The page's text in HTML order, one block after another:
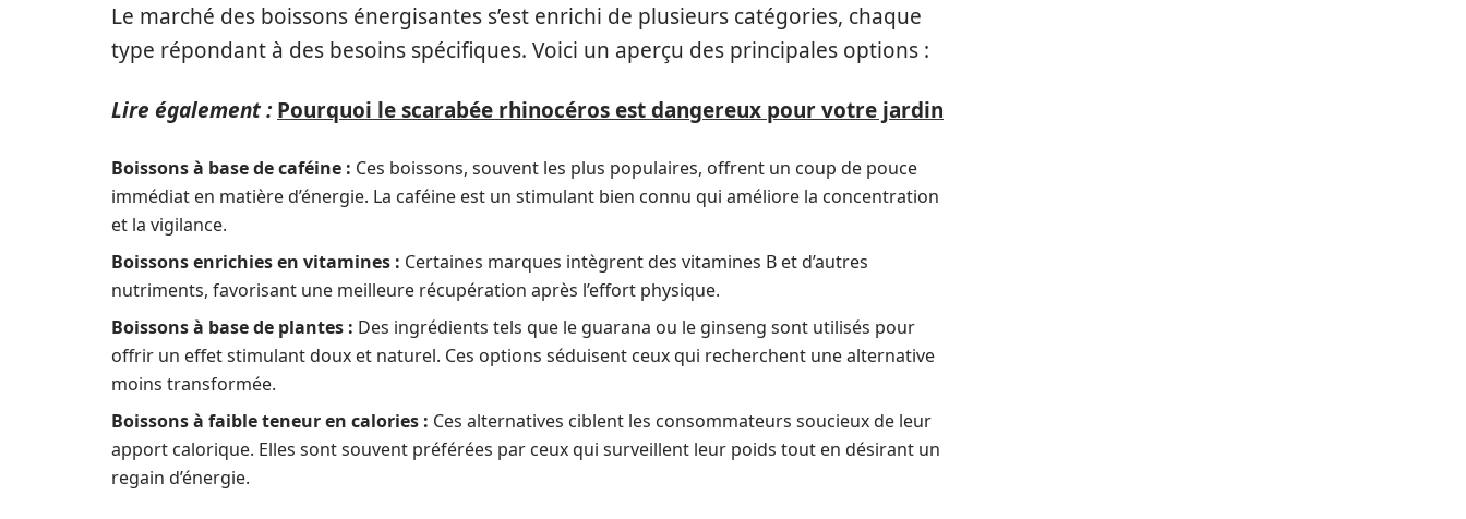
Le marché des boissons énergisantes s’est enrichi de plusieurs catégories, chaque
type répondant à des besoins spécifiques. Voici un aperçu des principales options :
Lire également : Pourquoi le scarabée rhinocéros est dangereux pour votre jardin
Boissons à base de caféine : Ces boissons, souvent les plus populaires, offrent un coup de pouce
immédiat en matière d’énergie. La caféine est un stimulant bien connu qui améliore la concentration
et la vigilance.
Boissons enrichies en vitamines : Certaines marques intègrent des vitamines B et d’autres
nutriments, favorisant une meilleure récupération après l’effort physique.
Boissons à base de plantes : Des ingrédients tels que le guarana ou le ginseng sont utilisés pour
offrir un effet stimulant doux et naturel. Ces options séduisent ceux qui recherchent une alternative
moins transformée.
Boissons à faible teneur en calories : Ces alternatives ciblent les consommateurs soucieux de leur
apport calorique. Elles sont souvent préférées par ceux qui surveillent leur poids tout en désirant un
regain d’énergie.